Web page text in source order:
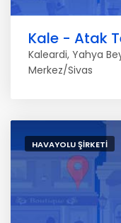
Kale - Atak
Kaleardi, Yahya
Merkez/Sivas
HAVAYOLU ŞIRKETI